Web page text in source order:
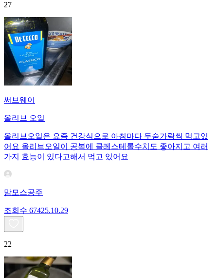
27
써브웨이
올리브 오일
올리브오일은 요즘 건강식으로 아침마다 두숟가락씩 먹고있
어요 올리브오일이 공복에 콜레스테롤수치도 좋아지고 여러
가지 효능이 있다고해서 먹고 있어요
맘모스공주
조회수 67425.10.29
22